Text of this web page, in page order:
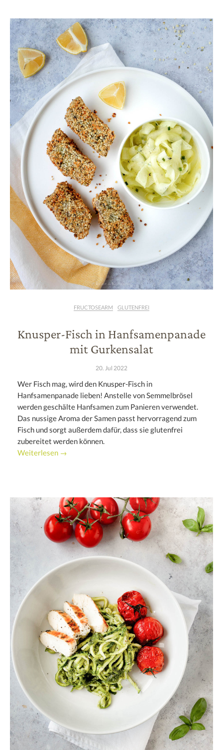
FRUCTOSEARM GLUTENFREI
Knusper-Fisch in Hanfsamenpanade
mit Gurkensalat
20. Jul 2022
Wer Fisch mag, wird den Knusper-Fisch in
Hanfsamenpanade lieben! Anstelle von Semmelbrösel
werden geschälte Hanfsamen zum Panieren verwendet.
Das nussige Aroma der Samen passt hervorragend zum
Fisch und sorgt außerdem dafür, dass sie glutenfrei
zubereitet werden können.
Weiterlesen →